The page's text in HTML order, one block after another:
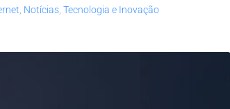
, Notícias, Tecnologia e Inovação